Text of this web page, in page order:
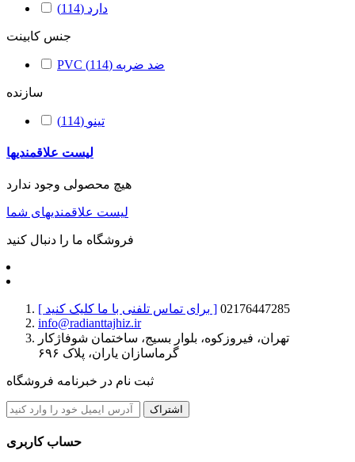
دارد (114)
جنس کابینت
PVC ضد ضربه (114)
سازنده
تینو (114)
لیست علاقمندیها
هیچ محصولی وجود ندارد
لیست علاقمندیهای شما
فروشگاه ما را دنبال کنید
[ برای تماس تلفنی با ما کلیک کنید ] 02176447285
info@radianttajhiz.ir
تهران، فیروزکوه، بلوار بسیج، ساختمان شوفاژکار
گرماسازان یاران، پلاک ۶۹۶
ثبت نام در خبرنامه فروشگاه
اشتراک
حساب کاربری